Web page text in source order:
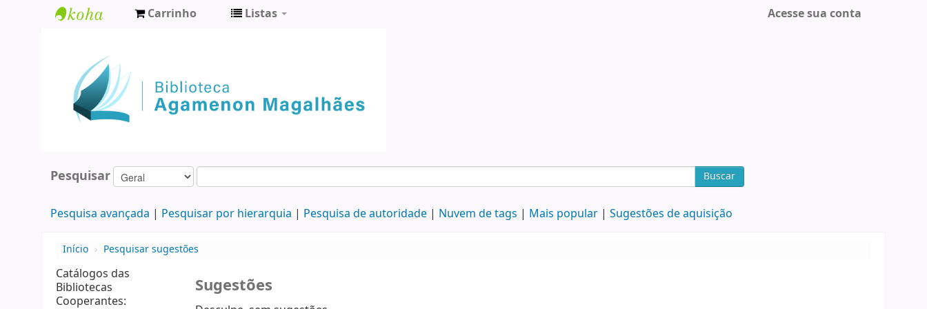
Agamenon
Magalhães
Carrinho Listas Acesse sua conta
Pesquisar Buscar
Pesquisa avançada Pesquisar por hierarquia Pesquisa de autoridade Nuvem de tags Mais popular Sugestões de aquisição
Início › Pesquisar sugestões
Catálogos das
Bibliotecas
Cooperantes:
Sugestões